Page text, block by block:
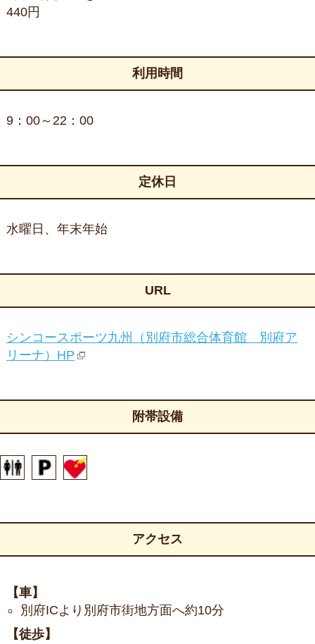
440円
利用時間
9：00～22：00
定休日
水曜日、年末年始
URL
シンコースポーツ九州（別府市総合体育館 別府ア
リーナ）HP
附帯設備
アクセス
【車】
別府ICより別府市街地方面へ約10分
【徒歩】